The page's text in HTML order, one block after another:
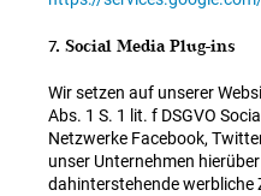
7. Social Media Plug-ins
Wir setzen auf unserer
Abs. 1 S. 1 lit. f DSGVO
Netzwerke Facebook,
unser Unternehmen
dahinterstehende werbliche